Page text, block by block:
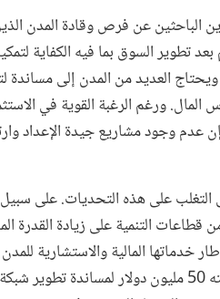
الباحثين عن فرص وقادة المدن
تطوير السوق بما فيه الكفاية
العديد من المدن إلى مساندة
ورغم الرغبة القوية في
عدم وجود مشاريع جيدة الإعداد
على هذه التحديات. على
التنمية على زيادة القدرة
الدولية مؤخرا بتقديم قرض قيمته 50 مليون